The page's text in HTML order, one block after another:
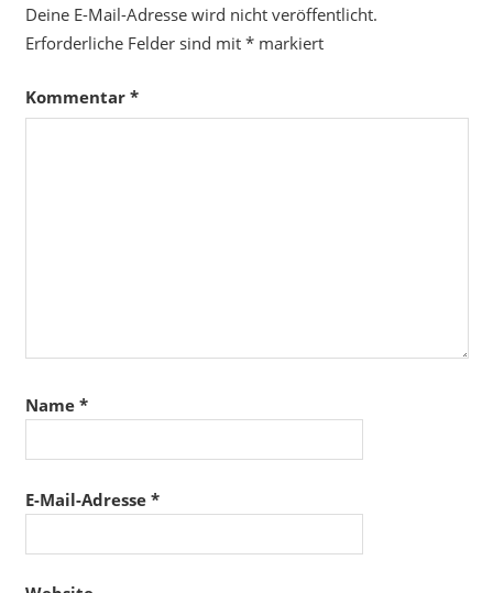
Deine E-Mail-Adresse wird nicht veröffentlicht.
Erforderliche Felder sind mit *markiert
Kommentar *
Name *
E-Mail-Adresse *